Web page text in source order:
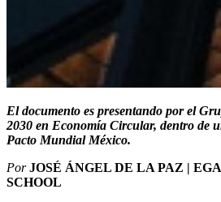
El documento es presentando por el
2030 en Economía Circular, dentro de
Pacto Mundial México.
Por JOSÉ ÁNGEL DE LA PAZ |
SCHOOL